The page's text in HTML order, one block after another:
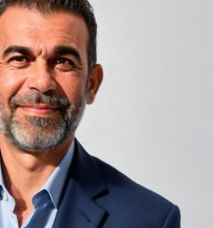
natura lor, spații apropiate
pereți care nu pot fi făcuți
și economice.
de sus sau din coridorul
cele mai frecvente
în recenziile online,
pentru servicii și
nu identifică pardoseala
ci descriu simplu senzația